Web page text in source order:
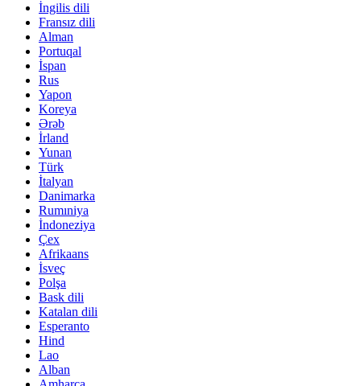
İngilis dili
Fransız dili
Alman
Portuqal
İspan
Rus
Yapon
Koreya
Ərəb
İrland
Yunan
Türk
İtalyan
Danimarka
Rumıniya
İndoneziya
Çex
Afrikaans
İsveç
Polşa
Bask dili
Katalan dili
Esperanto
Hind
Lao
Alban